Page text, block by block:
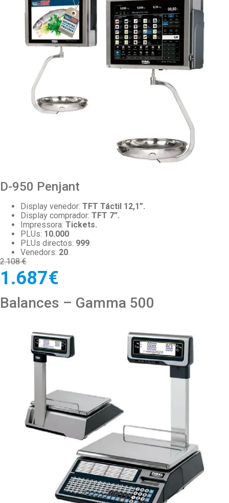
D-950 Penjant
Display venedor: TFT Táctil 12,1”.
Display comprador: TFT 7”.
Impressora: Tickets.
PLUs: 10.000
PLUs directos: 999.
Venedors: 20.
2.108 €
1.687€
Balances – Gamma 500